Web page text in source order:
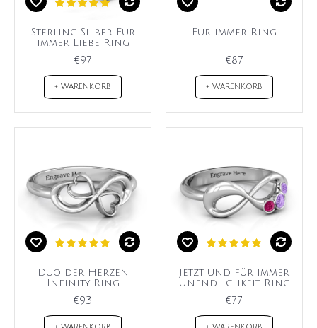
Sterling Silber Für
immer Liebe Ring
€97
+ WARENKORB
Für immer Ring
€87
+ WARENKORB
Duo der Herzen
Infinity Ring
€93
Jetzt und für immer
Unendlichkeit Ring
€77